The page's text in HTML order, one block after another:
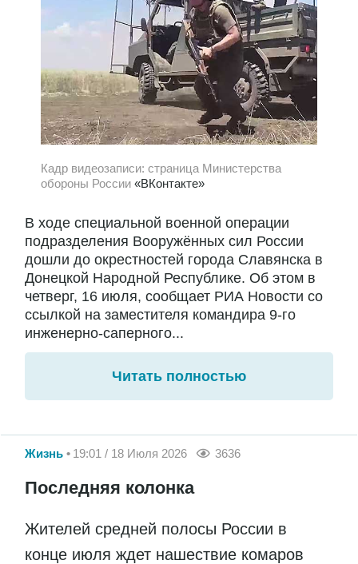
Кадр видеозаписи: страница Министерства
обороны России «ВКонтакте»
В ходе специальной военной операции
подразделения Вооружённых сил России
дошли до окрестностей города Славянска в
Донецкой Народной Республике. Об этом в
четверг, 16 июля, сообщает РИА Новости со
ссылкой на заместителя командира 9-го
инженерно-саперного...
Читать полностью
Жизнь 19:01 / 18 Июля 2026 3636
Последняя колонка
Жителей средней полосы России в
конце июля ждет нашествие комаров